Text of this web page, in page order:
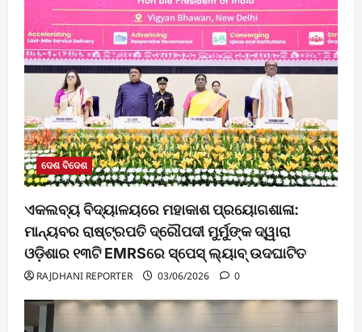
ଦେଶ ବିଦେଶ
ଏକଲବ୍ୟ ବିଦ୍ୟାଳୟରେ ମହାକାଶ ପ୍ରୟୋଗଶାଳା:
ମାନ୍ୟବର ରାଷ୍ଟ୍ରପତି ଦ୍ରୌପଦୀ ମୁର୍ମୁଙ୍କ ଦ୍ୱାରା
ଓଡ଼ିଶାର ୧୩ଟି EMRSରେ ସ୍ପେସ୍ ଲ୍ୟାବ୍ ଉଦଘାଟିତ
RAJDHANI REPORTER 03/06/2026 0